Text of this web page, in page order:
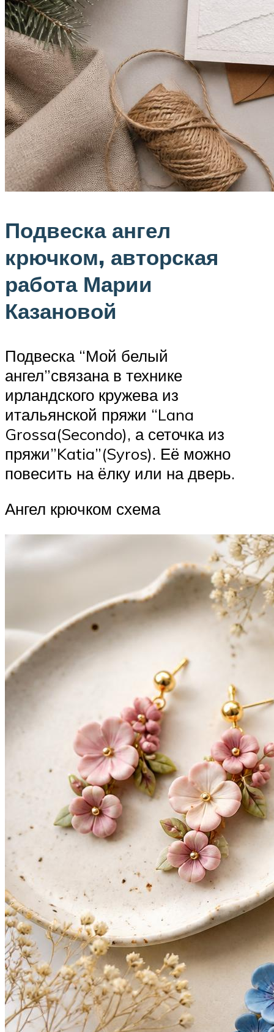
Подвеска ангел
крючком, авторская
работа Марии
Казановой
Подвеска “Мой белый
ангел”связана в технике
ирландского кружева из
итальянской пряжи “Lana
Grossa(Secondo), а сеточка из
пряжи”Katia”(Syros). Её можно
повесить на ёлку или на дверь.
Ангел крючком схема